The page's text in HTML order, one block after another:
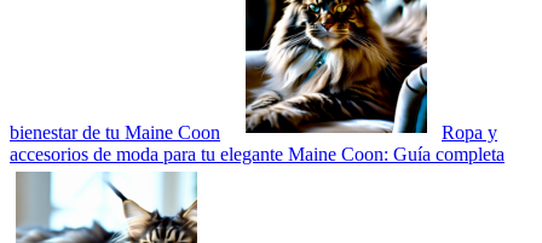
bienestar de tu Maine Coon
Ropa y
accesorios de moda para tu elegante Maine Coon: Guía completa